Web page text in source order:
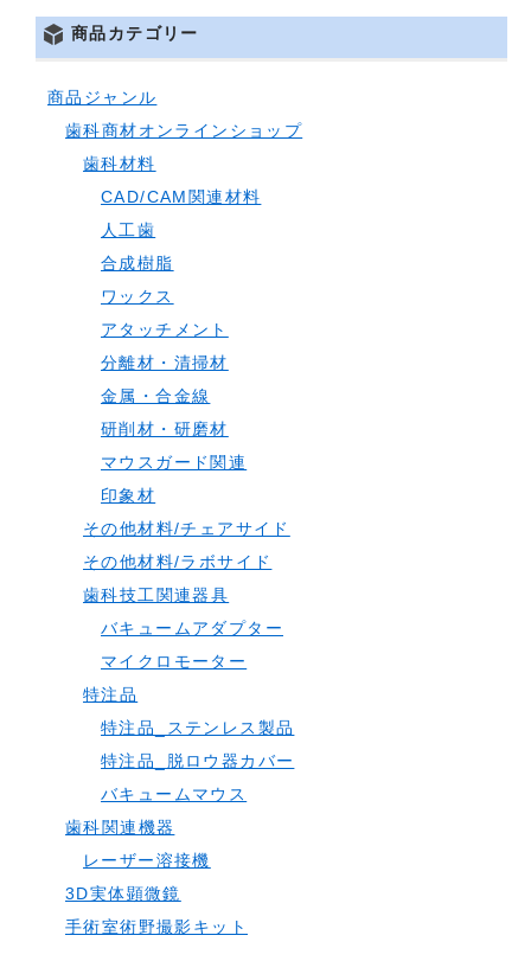
商品カテゴリー
商品ジャンル
歯科商材オンラインショップ
歯科材料
CAD/CAM関連材料
人工歯
合成樹脂
ワックス
アタッチメント
分離材・清掃材
金属・合金線
研削材・研磨材
マウスガード関連
印象材
その他材料/チェアサイド
その他材料/ラボサイド
歯科技工関連器具
バキュームアダプター
マイクロモーター
特注品
特注品_ステンレス製品
特注品_脱ロウ器カバー
バキュームマウス
歯科関連機器
レーザー溶接機
3D実体顕微鏡
手術室術野撮影キット